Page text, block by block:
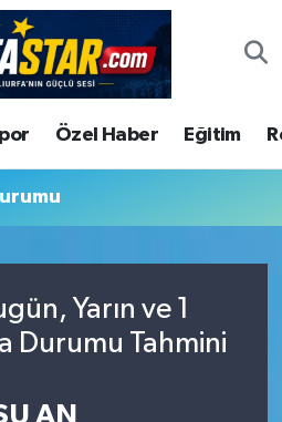
Özel Haber Eğitim
Yarın ve 1
Durumu Tahmini
AN
Eczaneler
ve Fikstür